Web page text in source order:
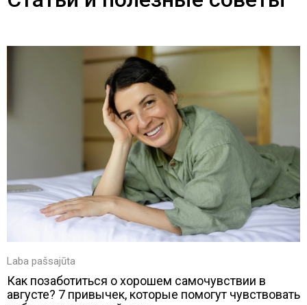
Laba pašsajūta
Как позаботиться о хорошем самочувствии в
августе? 7 привычек, которые помогут чувствовать